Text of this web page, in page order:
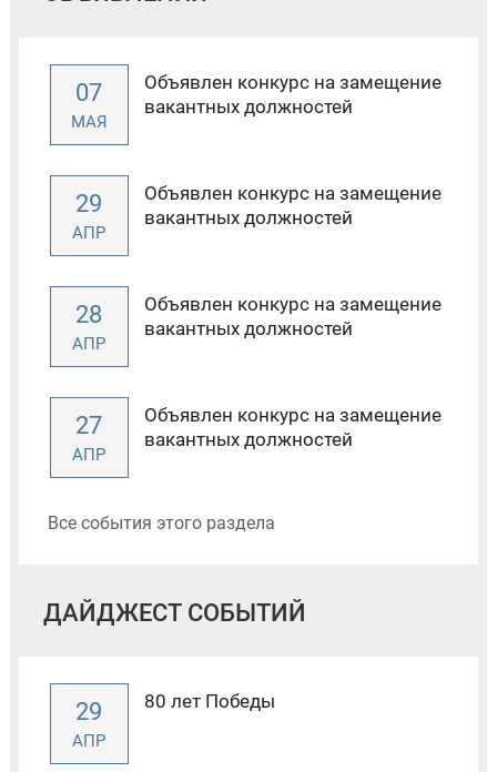
07
МАЯ
Объявлен конкурс на замещение
вакантных должностей
29
АПР
Объявлен конкурс на замещение
вакантных должностей
28
АПР
Объявлен конкурс на замещение
вакантных должностей
27
АПР
Объявлен конкурс на замещение
вакантных должностей
Все события этого раздела
ДАЙДЖЕСТ СОБЫТИЙ
29
АПР
80 лет Победы